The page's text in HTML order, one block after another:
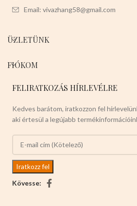
Email: vivazhang58@gmail.com
ÜZLETÜNK
FIÓKOM
FELIRATKOZÁS HÍRLEVÉLRE
Kedves barátom, iratkozzon fel
aki értesül a legújabb
Kövesse: